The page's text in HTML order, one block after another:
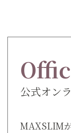
公式オン
MAXSLIM